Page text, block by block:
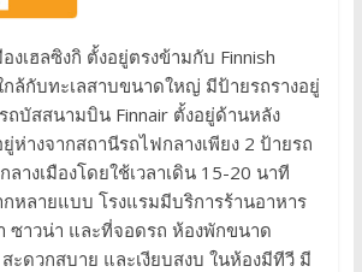
งเฮลซิงกิ ตั้งอยู่ตรงข้ามกับ Finnish
กล้กับทะเลสาบขนาดใหญ่ มีป้ายรถรางอยู่
ถบัสสนามบิน Finnair ตั้งอยู่ด้านหลัง
ห่างจากสถานีรถไฟกลางเพียง 2 ป้ายรถ
ลางเมืองโดยใช้เวลาเดิน 15-20 นาที
หลายแบบ โรงแรมมีบริการร้านอาหาร
ซาวน่า และที่จอดรถ ห้องพักขนาด
ะดวกสบาย และเงียบสงบ ในห้องมีทีวี มี